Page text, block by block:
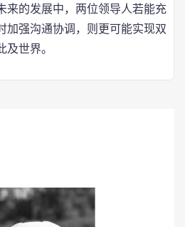
来的发展中，两位领导人若能充
加强沟通协调，则更可能实现双
世界。